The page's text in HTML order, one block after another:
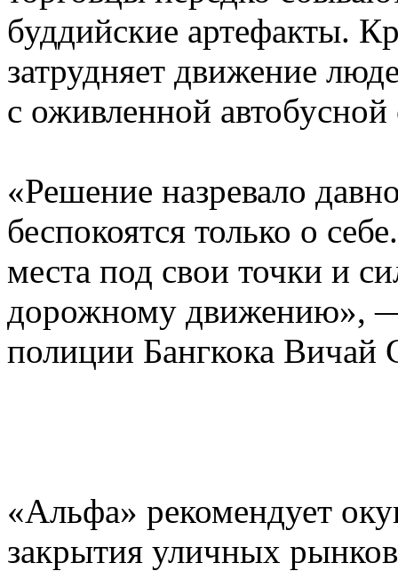
буддийские артефакты.
затрудняет движение
с оживленной автобусной
«Решение назревало
беспокоятся только о
места под свои точки и
дорожному движению»,
полиции Бангкока Вичай
«Альфа» рекомендует
закрытия уличных